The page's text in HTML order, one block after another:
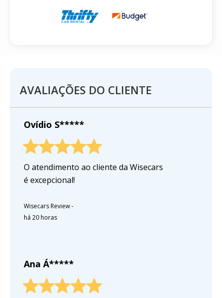
AVALIAÇÕES DO CLIENTE
Ovídio S*****
O atendimento ao cliente da Wisecars
é excepcional!
Wisecars Review-
há 20 horas
Ana Á*****